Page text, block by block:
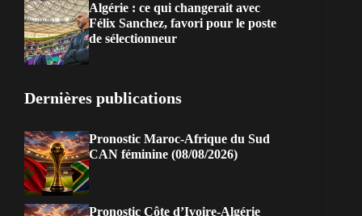
Algérie : ce qui changerait avec
Félix Sanchez, favori pour le poste
de sélectionneur
Dernières publications
Pronostic Maroc-Afrique du Sud
CAN féminine (08/08/2026)
Pronostic Côte d’Ivoire-Algérie